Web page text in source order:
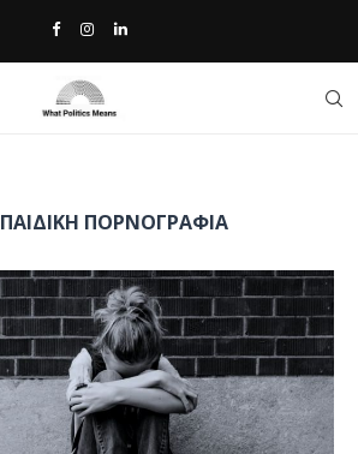
ΠΑΙΔΙΚΉ ΠΟΡΝΟΓΡΑΦΊΑ